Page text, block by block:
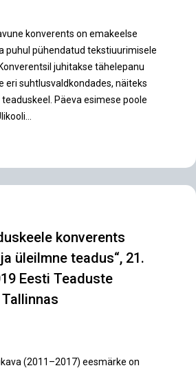
konverents on emakeelse
puhul pühendatud tekstiuurimisele
juhitakse tähelepanu
eri suhtlusvaldkondades, näiteks
Päeva esimese poole
konverents
üleilmne teadus“, 21.
Eesti Teaduste
(2011–2017) eesmärke on